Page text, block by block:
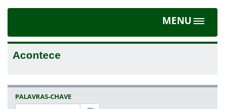
MENU
Toggle
Acontece
PALAVRAS-CHAVE